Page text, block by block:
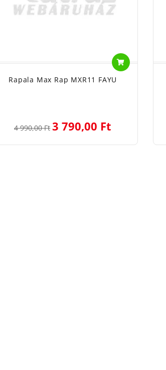
Rapala Max Rap MXR11 FAYU
4 990,00 Ft 3 790,00 Ft